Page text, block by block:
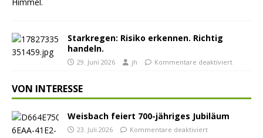
Starkregen: Risiko erkennen. Richtig
handeln.
29. Juni 2026 jh Kommentare deaktiviert
VON INTERESSE
Weisbach feiert 700-jähriges Jubiläum
23. Juli 2026 Kommentare deaktiviert